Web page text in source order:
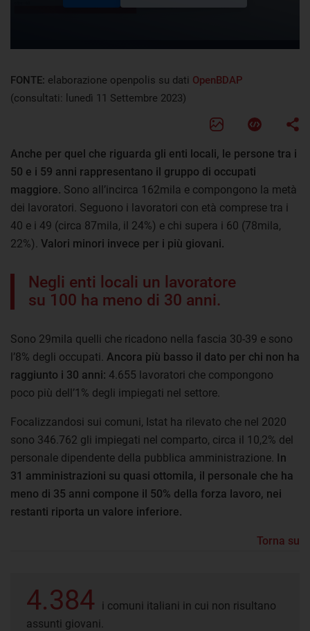
FONTE: elaborazione openpolis su dati OpenBDAP
(consultati: lunedì 11 Settembre 2023)
Anche per quel che riguarda gli enti locali, le persone tra i
50 e i 59 anni rappresentano il gruppo di occupati
maggiore. Sono all’incirca 162mila e compongono la metà
dei lavoratori. Seguono i lavoratori con età comprese tra i
40 e i 49 (circa 87mila, il 24%) e chi supera i 60 (78mila,
22%). Valori minori invece per i più giovani.
Negli enti locali un lavoratore
su 100 ha meno di 30 anni.
Sono 29mila quelli che ricadono nella fascia 30-39 e sono
l’8% degli occupati. Ancora più basso il dato per chi non ha
raggiunto i 30 anni: 4.655 lavoratori che compongono
poco più dell’1% degli impiegati nel settore.
Focalizzandosi sui comuni, Istat ha rilevato che nel 2020
sono 346.762 gli impiegati nel comparto, circa il 10,2% del
personale dipendente della pubblica amministrazione. In
31 amministrazioni su quasi ottomila, il personale che ha
meno di 35 anni compone il 50% della forza lavoro, nei
restanti riporta un valore inferiore.
Torna su
4.384
i comuni italiani in cui non risultano
assunti giovani.